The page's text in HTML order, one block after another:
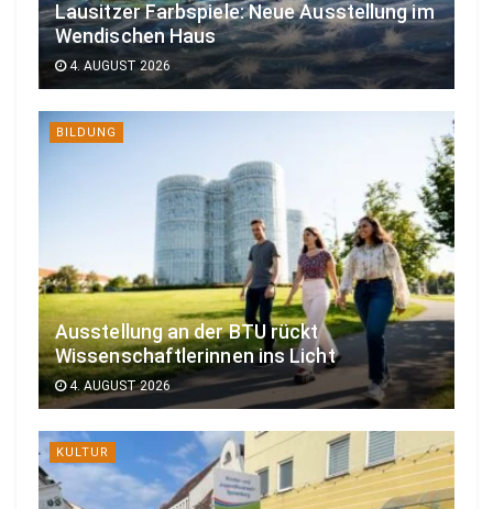
Lausitzer Farbspiele: Neue Ausstellung im
Wendischen Haus
4. AUGUST 2026
BILDUNG
Ausstellung an der BTU rückt
Wissenschaftlerinnen ins Licht
4. AUGUST 2026
KULTUR